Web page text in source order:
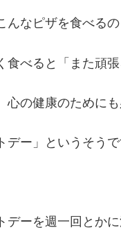
なピザを食べるの
べると「また頑
の健康のためにも
ー」というそうで
ーを週一回とか